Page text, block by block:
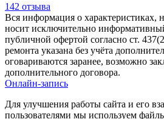
142 отзыва
Вся информация о характеристиках,
носит исключительно
публичной офертой согласно ст.
ремонта указана без учёта
оговариваются заранее, возможно
дополнительного договора.
Онлайн-запись
Для улучшения работы сайта и его
пользователями мы используем